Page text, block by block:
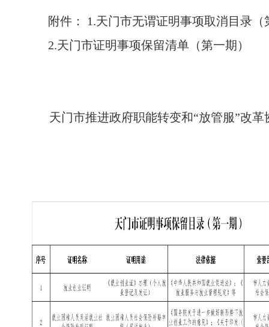
附件： 1.天门市无谓证明事项取消目录（
2.天门市证明事项保留清单（第一期）
天门市推进政府职能转变和“放管服”改革